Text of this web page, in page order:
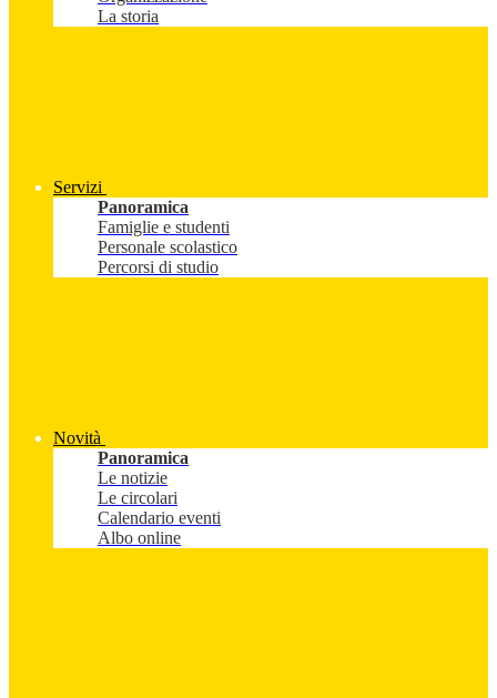
La storia
Servizi
Panoramica
Famiglie e studenti
Personale scolastico
Percorsi di studio
Novità
Panoramica
Le notizie
Le circolari
Calendario eventi
Albo online